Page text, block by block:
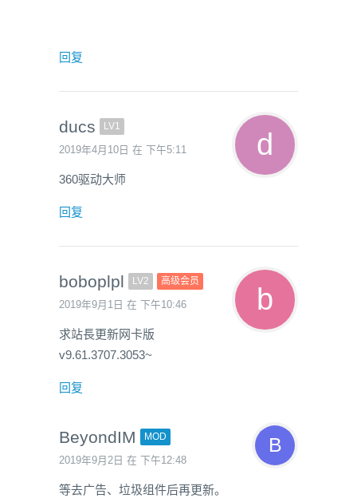
回复
ducs LV1
2019年4月10日 在 下午5:11
360驱动大师
回复
boboplpl LV2 高级会员
2019年9月1日 在 下午10:46
求站長更新网卡版
v9.61.3707.3053~
回复
BeyondIM MOD
2019年9月2日 在 下午12:48
等去广告、垃圾组件后再更新。